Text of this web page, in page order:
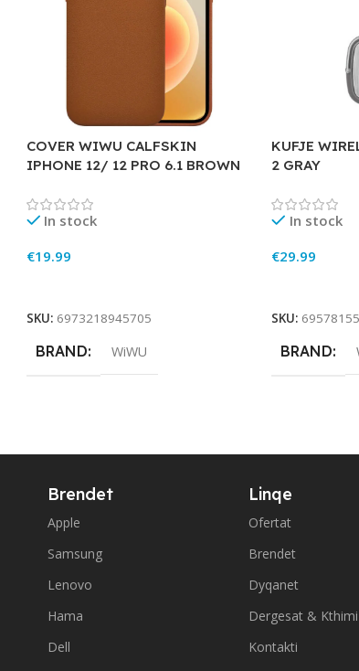
COVER WIWU CALFSKIN
IPHONE 12/ 12 PRO 6.1 BROWN
In stock
€19.99
SKU: 6973218945705
BRAND WiWU
KUFJE
2 GRAY
In stock
€29.99
SKU:
BRAND
Brendet
Apple
Samsung
Lenovo
Hama
Dell
Linqe
Ofertat
Brendet
Dyqanet
Dergesat & Kthimi
Kontakti